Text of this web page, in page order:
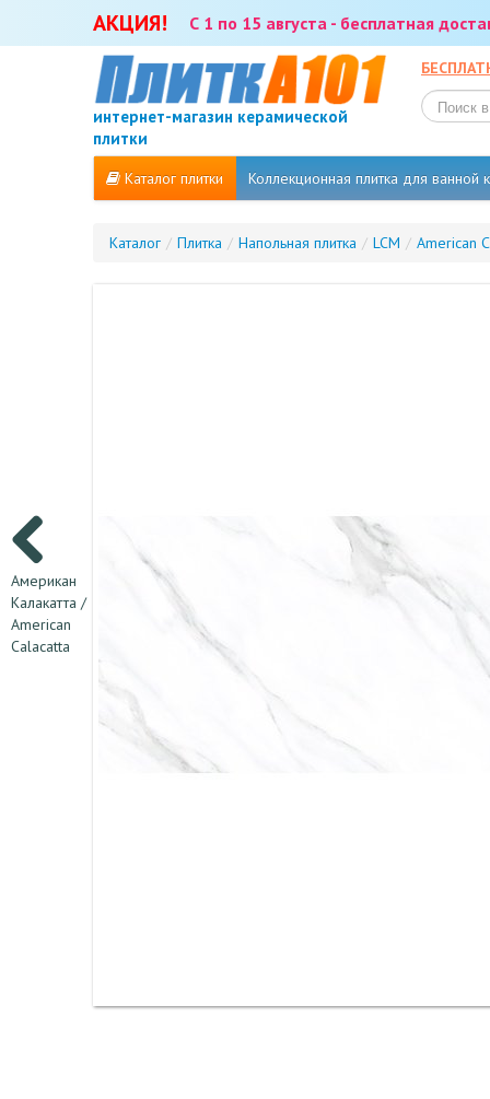
АКЦИЯ! С 1 по 15 августа - бесплатная
интернет-магазин керамической
плитки
Каталог плитки Коллекционная плитка для ванной
Каталог / Плитка / Напольная плитка / LCM / American
Американ
Калакатта /
American
Calacatta